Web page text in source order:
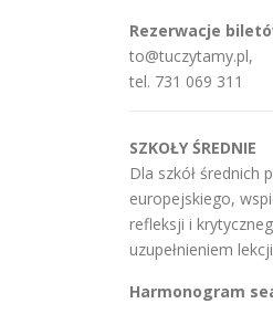
Rezerwacje
to@tuczytamy.pl,
tel. 731 069 311
SZKOŁY ŚREDNIE
Dla szkół
europejskiego,
refleksji i
uzupełnieniem
Harmonogram